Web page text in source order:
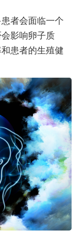
者会面临一个
影响卵子质
患者的生殖健